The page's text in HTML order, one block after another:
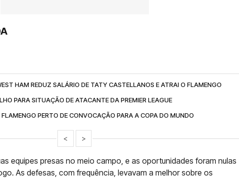
HAM REDUZ SALÁRIO DE TATY CASTELLANOS E ATRAI O FLAMENGO
PARA SITUAÇÃO DE ATACANTE DA PREMIER LEAGUE
FLAMENGO PERTO DE CONVOCAÇÃO PARA A COPA DO MUNDO
< >
equipes presas no meio campo, e as oportunidades foram nulas
As defesas, com frequência, levavam a melhor sobre os